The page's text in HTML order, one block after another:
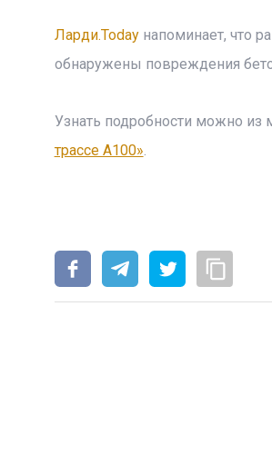
Ларди.Todayнапоминает, что
обнаружены повреждения
Узнать подробности можно из
трассе A100».